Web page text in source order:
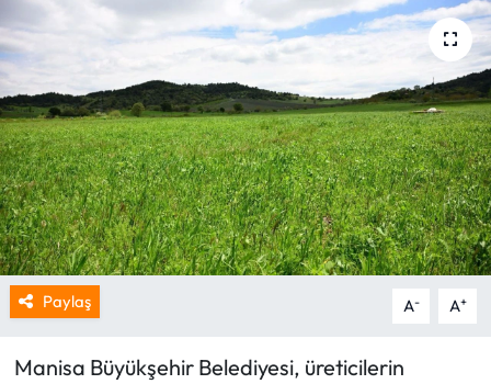
Paylaş A- A+
Manisa Büyükşehir Belediyesi, üreticilerin